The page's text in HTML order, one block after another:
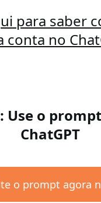
para saber
conta no
Use o
ChatGPT
o prompt agora